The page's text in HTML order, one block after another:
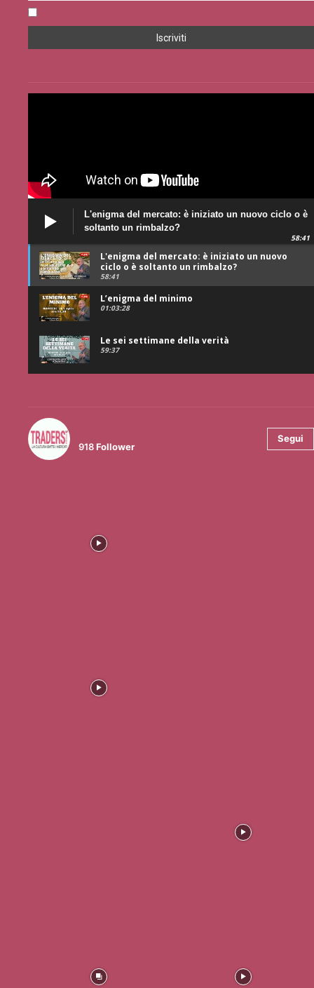
L'enigma del mercato: è iniziato un nuovo ciclo o è
soltanto un rimbalzo?
58:41
L'enigma del mercato: è iniziato un nuovo
ciclo o è soltanto un rimbalzo?
58:41
L’enigma del minimo
01:03:28
Le sei settimane della verità
59:37
918Follower
Segui